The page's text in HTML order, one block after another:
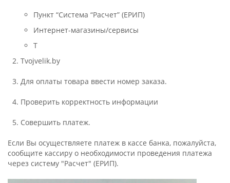
Пункт “Система “Расчет” (ЕРИП)
Интернет-магазины/сервисы
T
Tvojvelik.by
Для оплаты товара ввести номер заказа.
Проверить корректность информации
Совершить платеж.
Если Вы осуществляете платеж в кассе банка, пожалуйста,
сообщите кассиру о необходимости проведения платежа
через систему "Расчет" (ЕРИП).